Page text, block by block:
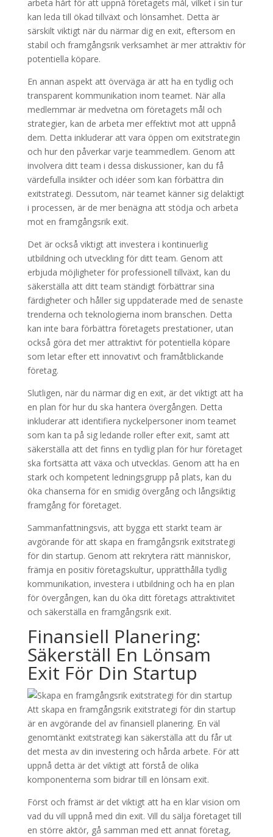
arbeta hårt för att uppnå företagets mål, vilket i sin tur
kan leda till ökad tillväxt och lönsamhet. Detta är
särskilt viktigt när du närmar dig en exit, eftersom en
stabil och framgångsrik verksamhet är mer attraktiv för
potentiella köpare.
En annan aspekt att överväga är att ha en tydlig och
transparent kommunikation inom teamet. När alla
medlemmar är medvetna om företagets mål och
strategier, kan de arbeta mer effektivt mot att uppnå
dem. Detta inkluderar att vara öppen om exitstrategin
och hur den påverkar varje teammedlem. Genom att
involvera ditt team i dessa diskussioner, kan du få
värdefulla insikter och idéer som kan förbättra din
exitstrategi. Dessutom, när teamet känner sig delaktigt
i processen, är de mer benägna att stödja och arbeta
mot en framgångsrik exit.
Det är också viktigt att investera i kontinuerlig
utbildning och utveckling för ditt team. Genom att
erbjuda möjligheter för professionell tillväxt, kan du
säkerställa att ditt team ständigt förbättrar sina
färdigheter och håller sig uppdaterade med de senaste
trenderna och teknologierna inom branschen. Detta
kan inte bara förbättra företagets prestationer, utan
också göra det mer attraktivt för potentiella köpare
som letar efter ett innovativt och framåtblickande
företag.
Slutligen, när du närmar dig en exit, är det viktigt att ha
en plan för hur du ska hantera övergången. Detta
inkluderar att identifiera nyckelpersoner inom teamet
som kan ta på sig ledande roller efter exit, samt att
säkerställa att det finns en tydlig plan för hur företaget
ska fortsätta att växa och utvecklas. Genom att ha en
stark och kompetent ledningsgrupp på plats, kan du
öka chanserna för en smidig övergång och långsiktig
framgång för företaget.
Sammanfattningsvis, att bygga ett starkt team är
avgörande för att skapa en framgångsrik exitstrategi
för din startup. Genom att rekrytera rätt människor,
främja en positiv företagskultur, upprätthålla tydlig
kommunikation, investera i utbildning och ha en plan
för övergången, kan du öka ditt företags attraktivitet
och säkerställa en framgångsrik exit.
Finansiell Planering:
Säkerställ En Lönsam
Exit För Din Startup
Att skapa en framgångsrik exitstrategi för din startup
är en avgörande del av finansiell planering. En väl
genomtänkt exitstrategi kan säkerställa att du får ut
det mesta av din investering och hårda arbete. För att
uppnå detta är det viktigt att förstå de olika
komponenterna som bidrar till en lönsam exit.
Först och främst är det viktigt att ha en klar vision om
vad du vill uppnå med din exit. Vill du sälja företaget till
en större aktör, gå samman med ett annat företag,